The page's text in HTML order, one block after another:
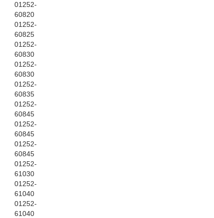
01252-
60820
01252-
60825
01252-
60830
01252-
60830
01252-
60835
01252-
60845
01252-
60845
01252-
60845
01252-
61030
01252-
61040
01252-
61040